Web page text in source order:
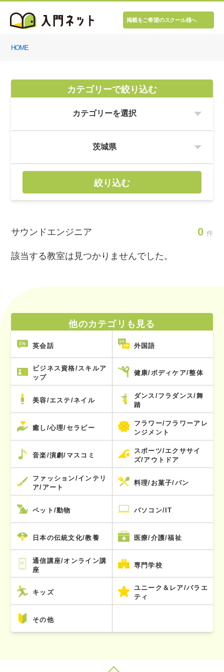
掲載をご希望のスクール様へ
HOME
カテゴリーで絞り込む
絞り込む
サウンドエンジニア 0 件
該当する教室は見つかりませんでした。
他のカテゴリも見る
英会話 外国語
ビジネス資格/スキルア
ップ
健康/ボディケア/整体
美容/エステ/ネイル
ダンス/フラダンス/舞
踏
癒し/心理/セラピー
フラワー/フラワーアレ
ンジメント
音楽/演劇/マスコミ
スポーツ/エクササイ
ズ/アウトドア
ファッション/インテリ
ア/アート
料理/お菓子/パン
ペット/動物 パソコン/IT
日本の伝統文化/教養 医療/介護/福祉
通信講座/オンライン講
座
専門学校
キッズ
ユニーク＆レア/バラエ
ティ
その他